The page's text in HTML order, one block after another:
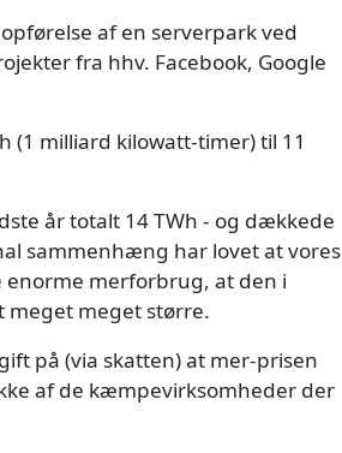
af en serverpark ved
fra hhv. Facebook, Google
(1 milliard kilowatt-timer) til 11
år totalt 14 TWh - og dækkede
sammenhæng har lovet at vores
enorme merforbrug, at den i
meget meget større.
på (via skatten) at mer-prisen
af de kæmpevirksomheder der